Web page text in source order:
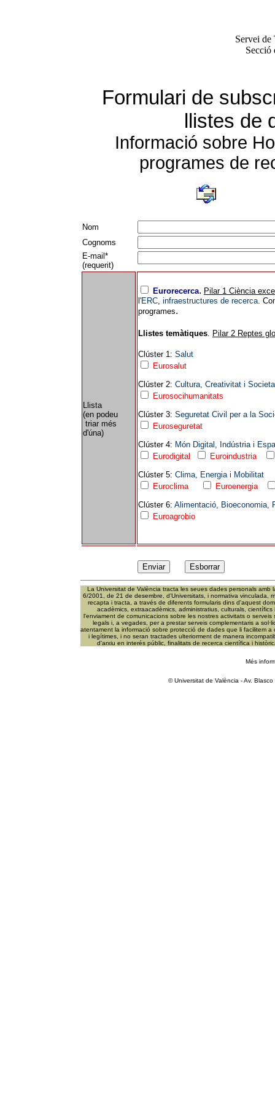
Servei de
Formulari de
llistes de
Informació sobre
programes de
Nom
Cognoms
E-mail*
(requerit)
Llista
(en podeu
triar més
d'úna)
Eurorecerca. Pilar 1 Ciència
'ERC, infraestructures de recerca.
programes.
Llistes temàtiques. Pilar 2 Reptes
Clúster 1: Salut
Eurosalut
Clúster 2: Cultura, Creativitat i
Eurosocihumanitats
Clúster 3: Seguretat Civil per a la
Euroseguretat
Clúster 4: Món Digital, Indústria i
Eurodigital
Euroindustria
Clúster 5: Clima, Energia i Mobilitat
Euroclima
Euroenergia
Clúster 6: Alimentació, Bioeconomia,
Euroagrobio
La Universitat de València tracta les seues dades personals
6/2001, de 21 de desembre, d'Universitats, i normativa vinculada,
recapta i tracta, a través de diferents formularis dins d'aquest
acadèmics, extraacadèmics, administratius, culturals,
l'enviament de comunicacions sobre les nostres activitats o
legals i, a vegades, per a prestar serveis complementaris a
atentament la informació sobre protecció de dades que li facilitem
i legítimes, i no seran tractades ulteriorment de manera
d'arxiu en interés públic, finalitats de recerca científica i
Més
© Universitat de València - Av.